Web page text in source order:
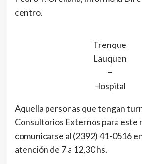
centro.
Trenque
Lauquen
–
Hospital
Aquella personas que tengan
Consultorios Externos para este
comunicarse al (2392) 41-0516
atención de 7 a 12,30 hs.